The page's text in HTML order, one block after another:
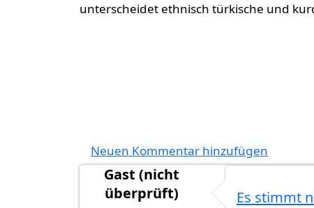
unterscheidet ethnisch türkische und
Neuen Kommentar hinzufügen
Gast (nicht
überprüft)
Es stimmt